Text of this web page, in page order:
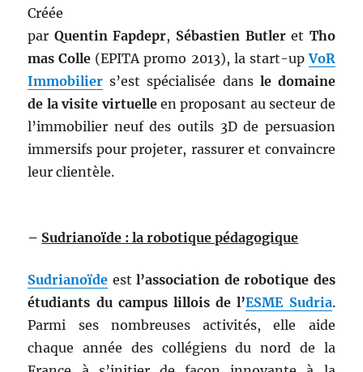
Créée
par Quentin Fapdepr, Sébastien Butleret Tho
mas Colle (EPITA promo 2013), la start-upVoR
Immobilier s’est spécialisée dans le domaine
de la visite virtuelleen proposant au secteur de
l’immobilier neuf des outils 3D de persuasion
immersifs pour projeter, rassurer et convaincre
leur clientèle.
– Sudrianoïde : la robotique pédagogique
Sudrianoïde estl’association de robotique des
étudiants du campus lillois de l’ESME Sudria.
Parmi ses nombreuses activités, elle aide
chaque année des collégiens du nord de la